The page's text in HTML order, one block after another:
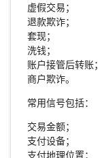
虚假交易；
退款欺诈；
套现；
洗钱；
账户接管后转账；
商户欺诈。
常用信号包括：
交易金额；
支付设备；
支付地理位置；